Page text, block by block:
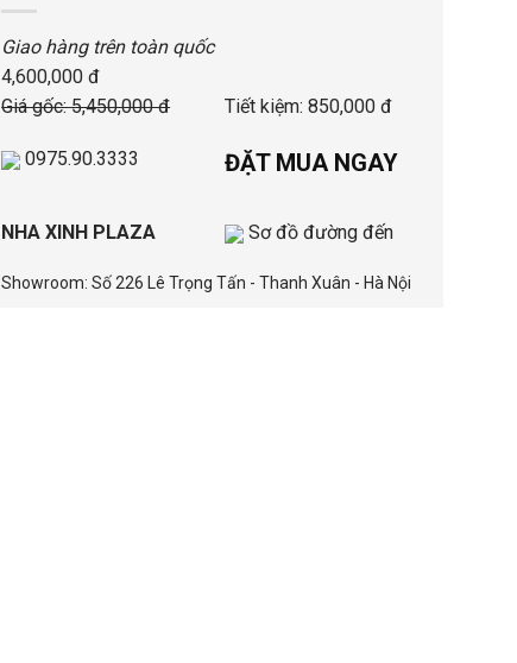
Giao hàng trên toàn quốc
4,600,000 đ
Giá gốc: 5,450,000 đ
Tiết kiệm: 850,000 đ
0975.90.3333 ĐẶT MUA NGAY
NHA XINH PLAZA Sơ đồ đường đến
Showroom: Số 226 Lê Trọng Tấn - Thanh Xuân - Hà Nội